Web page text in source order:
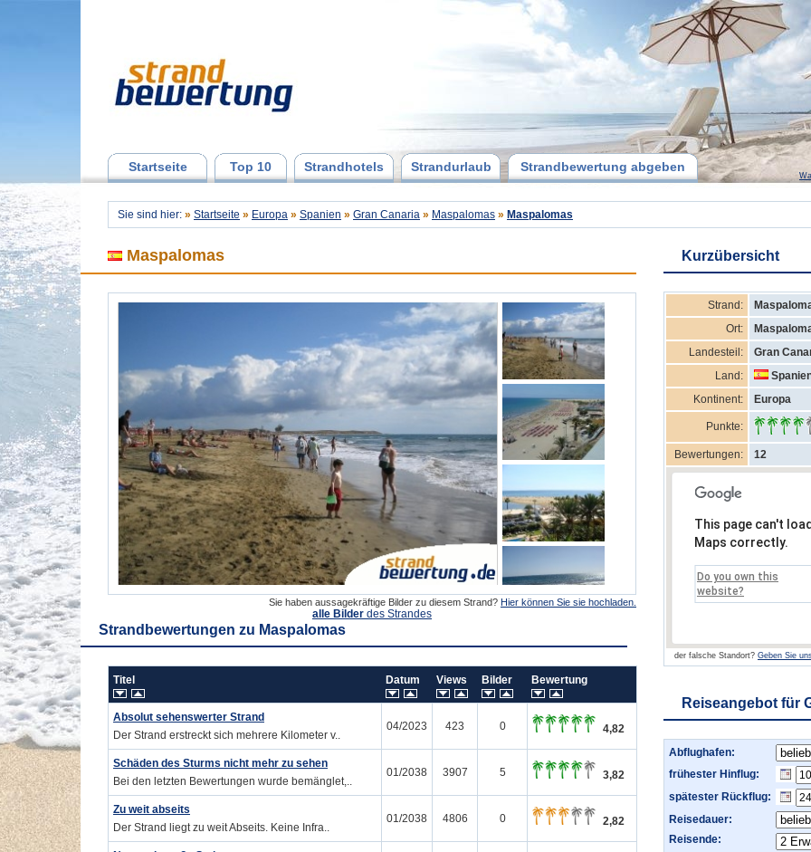
Startseite Top 10 Strandhotels Strandurlaub Strandbewertung abgeben
Sie sind hier: » Startseite » Europa » Spanien » Gran Canaria » Maspalomas » Maspalomas
Maspalomas
Sie haben aussagekräftige Bilder zu diesem Strand? Hier können Sie sie hochladen.
alle Bilder des Strandes
Strandbewertungen zu Maspalomas
Titel Datum Views Bilder Bewertung
Absolut sehenswerter Strand
Der Strand erstreckt sich mehrere Kilometer v..
04/2023 423 0 4,82
Schäden des Sturms nicht mehr zu sehen
Bei den letzten Bewertungen wurde bemänglet,..
01/2038 3907 5 3,82
Zu weit abseits
Der Strand liegt zu weit Abseits. Keine Infra..
01/2038 4806 0 2,82
Kurzübersicht
Strand:
Ort:
Landesteil:
Gran
Land:
Kontinent:
Europa
Punkte:
Bewertungen: 12
This page can't
Maps correctly.
Do you own this
website?
der falsche Standort? Geben Sie
Reiseangebot für
Abflughafen:
frühester Hinflug:
spätester Rückflug:
Reisedauer:
Reisende: